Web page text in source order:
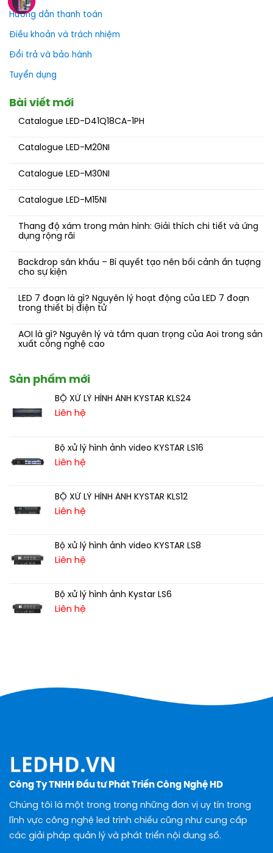
Hướng dẫn thanh toán
Điều khoản và trách nhiệm
Đổi trả và bảo hành
Tuyển dụng
Bài viết mới
Catalogue LED-D41Q18CA-1PH
Catalogue LED-M20NI
Catalogue LED-M30NI
Catalogue LED-M15NI
Thang độ xám trong màn hình: Giải thích chi tiết và ứng
dụng rộng rãi
Backdrop sân khấu – Bí quyết tạo nên bối cảnh ấn tượng
cho sự kiện
LED 7 đoạn là gì? Nguyên lý hoạt động của LED 7 đoạn
trong thiết bị điện tử
AOI là gì? Nguyên lý và tầm quan trọng của Aoi trong sản
xuất công nghệ cao
Sản phẩm mới
BỘ XỬ LÝ HÌNH ẢNH KYSTAR KLS24
Liên hệ
Bộ xử lý hình ảnh video KYSTAR LS16
Liên hệ
BỘ XỬ LÝ HÌNH ẢNH KYSTAR KLS12
Liên hệ
Bộ xử lý hình ảnh video KYSTAR LS8
Liên hệ
Bộ xử lý hình ảnh Kystar LS6
Liên hệ
Công Ty TNHH Đầu tư Phát Triển Công Nghệ HD
Chúng tôi là một trong trong những đơn vị uy tín trong
lĩnh vực công nghệ led trình chiếu cũng như cung cấp
các giải pháp quản lý và phát triển nội dung số.